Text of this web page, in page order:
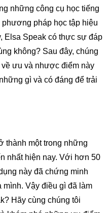
những công cụ học tiếng
pháp học tập hiệu
Elsa Speak có thực sự đáp
không? Sau đây, chúng
ưu và nhược điểm này
gì và có đáng để trải
thành một trong những
nhất hiện nay. Với hơn 50
này đã chứng minh
Vậy điều gì đã làm
Hãy cùng chúng tôi